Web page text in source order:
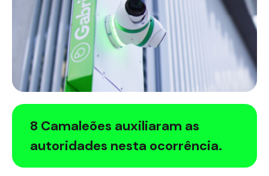
8 Camaleões auxiliaram as
autoridades nesta ocorrência.